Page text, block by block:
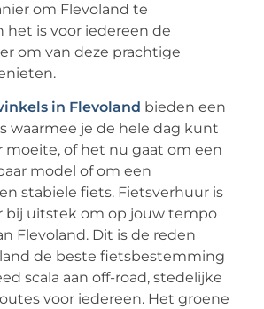
om Flevoland te
het is voor iedereen de
om van deze prachtige
in Flevoland bieden een
waarmee je de hele dag kunt
of het nu gaat om een
model of om een
stabiele fiets. Fietsverhuur is
bij uitstek om op jouw tempo
Flevoland. Dit is de reden
de beste fietsbestemming
scala aan off-road, stedelijke
voor iedereen. Het groene